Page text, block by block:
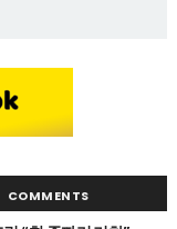
COMMENTS